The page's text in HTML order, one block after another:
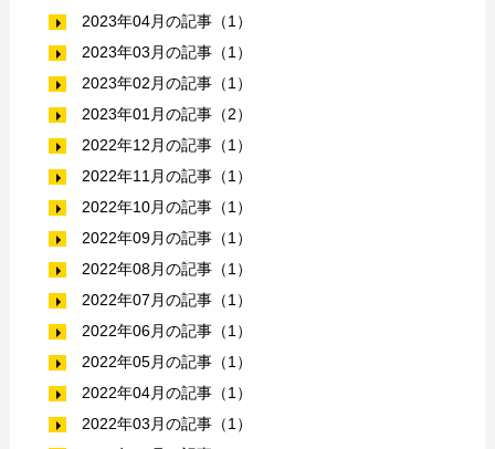
2023年04月の記事（1）
2023年03月の記事（1）
2023年02月の記事（1）
2023年01月の記事（2）
2022年12月の記事（1）
2022年11月の記事（1）
2022年10月の記事（1）
2022年09月の記事（1）
2022年08月の記事（1）
2022年07月の記事（1）
2022年06月の記事（1）
2022年05月の記事（1）
2022年04月の記事（1）
2022年03月の記事（1）